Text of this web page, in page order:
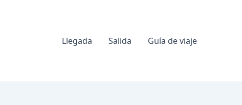
Llegada Salida Guía de viaje